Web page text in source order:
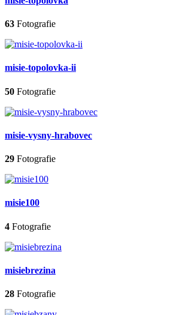
63 Fotografie
misie-topolovka-ii
50 Fotografie
misie-vysny-hrabovec
29 Fotografie
misie100
4 Fotografie
misiebrezina
28 Fotografie